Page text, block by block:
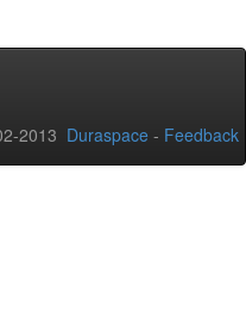
2013 Duraspace - Feedback